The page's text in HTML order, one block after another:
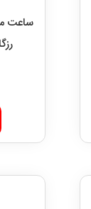
ساعت